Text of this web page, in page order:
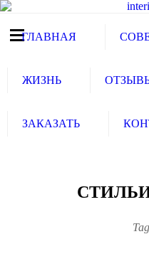
ГЛАВНАЯ
ЖИЗНЬ
ЗАКАЗАТЬ
АРТЕМ